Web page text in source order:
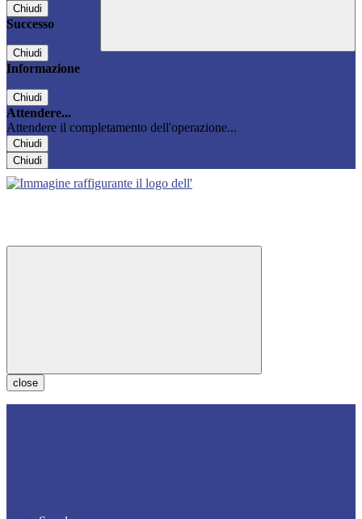
Chiudi
Successo
Chiudi
Informazione
Chiudi
Attendere...
Attendere il completamento dell'operazione...
Chiudi
Chiudi
close